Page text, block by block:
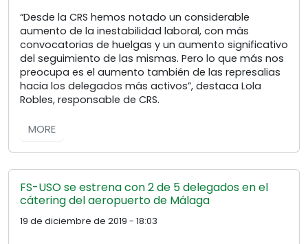
“Desde la CRS hemos notado un considerable
aumento de la inestabilidad laboral, con más
convocatorias de huelgas y un aumento significativo
del seguimiento de las mismas. Pero lo que más nos
preocupa es el aumento también de las represalias
hacia los delegados más activos”, destaca Lola
Robles, responsable de CRS.
MORE
FS-USO se estrena con 2 de 5 delegados en el
cátering del aeropuerto de Málaga
19 de diciembre de 2019 - 18:03